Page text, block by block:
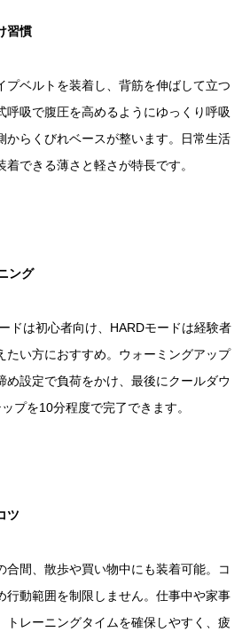
習慣
プベルトを装着し、背筋を伸ばして立つ
呼吸で腹圧を高めるようにゆっくり呼吸
からくびれベースが整います。日常生活
できる薄さと軽さが特長です。
ング
ドは初心者向け、HARDモードは経験者
たい方におすすめ。ウォーミングアップ
め設定で負荷をかけ、最後にクールダウ
プを10分程度で完了できます。
ツ
合間、散歩や買い物中にも装着可能。コ
行動範囲を制限しません。仕事中や家事
トレーニングタイムを確保しやすく、疲